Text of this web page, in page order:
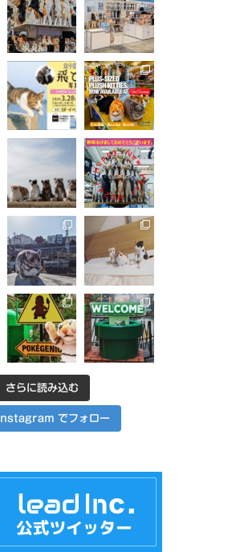
さらに読み込む
Instagram でフォロー